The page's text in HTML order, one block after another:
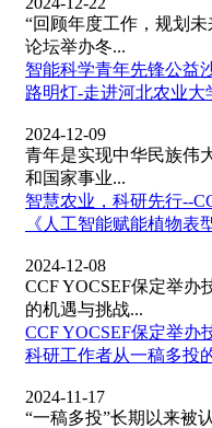
“回顾年度工作，规划
论坛举办冬...
智能科学青年先锋公益
路明灯-走进河北农业大
2024-12-09
青年是实现中华民族伟
和国家事业...
智慧农业，科研先行--
《人工智能赋能植物表
2024-12-08
CCF YOCSEF保定举
的机遇与挑战...
CCF YOCSEF保定举
科研工作者从一稿多投
2024-11-17
“一稿多投”长期以来被